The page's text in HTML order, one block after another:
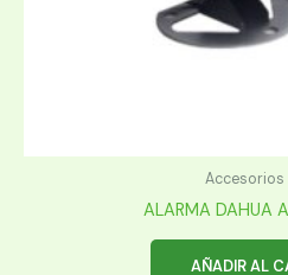
Accesorios
ALARMA DAHUA
AÑADIR AL